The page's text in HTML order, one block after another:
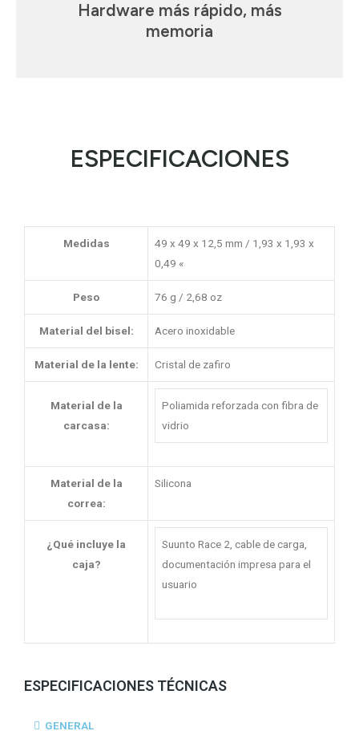
Hardware más rápido, más
memoria
ESPECIFICACIONES
Medidas
49 x 49 x 12,5 mm / 1,93 x 1,93 x
0,49 «
Peso 76 g / 2,68 oz
Material del bisel: Acero inoxidable
Material de la lente: Cristal de zafiro
Material de la
carcasa:
Poliamida reforzada con fibra de
vidrio
Material de la
correa:
Silicona
¿Qué incluye la
caja?
Suunto Race 2, cable de carga,
documentación impresa para el
usuario
ESPECIFICACIONES TÉCNICAS
GENERAL